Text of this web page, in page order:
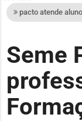
pacto atende
Seme